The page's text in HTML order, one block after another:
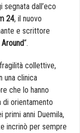
segnata dall’eco
24, il nuovo
e scrittore
“.
collettive,
una clinica
che lo hanno
di orientamento
primi anni Duemila,
incrinò per sempre